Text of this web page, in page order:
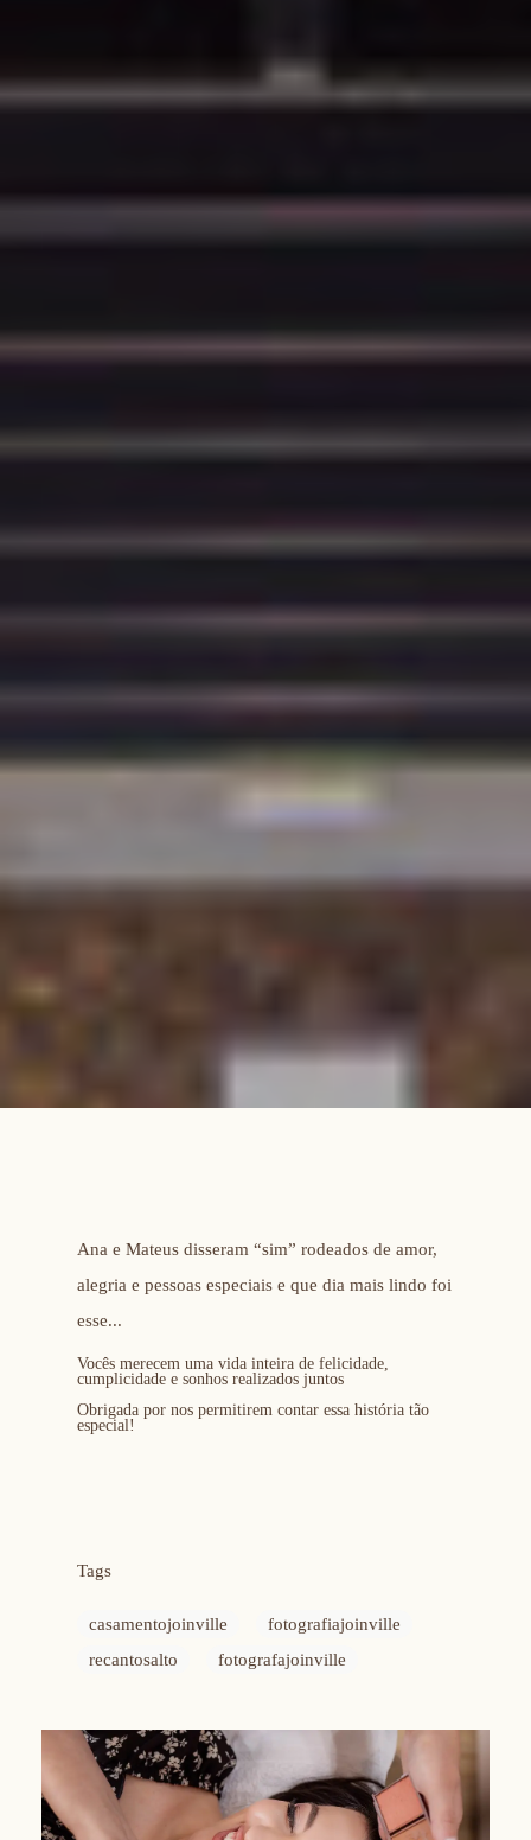
Ana e Mateus disseram “sim” rodeados de amor,
alegria e pessoas especiais e que dia mais lindo foi
esse...
Vocês merecem uma vida inteira de felicidade,
cumplicidade e sonhos realizados juntos
Obrigada por nos permitirem contar essa história tão
especial!
Tags
casamentojoinville
fotografiajoinville
recantosalto
fotografajoinville